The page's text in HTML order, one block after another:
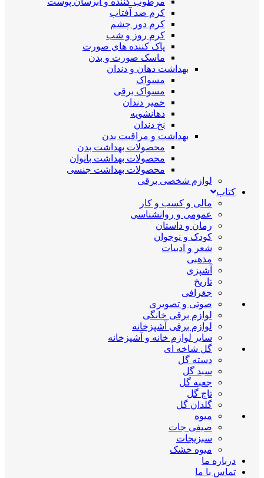
کرم ضد آفتاب
کرم دور چشم
کرم روز و شب
پاک کننده های صورت
ماسک صورت و بدن
بهداشت دهان و دندان
مسواک
مسواک برقی
خمیر دندان
دهانشویه
نخ دندان
بهداشت و مراقبت بدن
محصولات بهداشت بدن
محصولات بهداشت بانوان
محصولات بهداشت جنسی
لوازم شخصی برقی
کتاب
مالی و کسب و کار
عمومی و روانشناسی
رمان و داستان
کودک و نوجوان
شعر و ادبیات
مذهبی
آشپزی
تاریخ
جغرافی
صوتی و تصویری
لوازم برقی خانگی
لوازم برقی آشپزخانه
سایر لوازم خانه و آشپزخانه
گل شاخه ای
دسته گل
سبد گل
جعبه گل
تاج گل
گلدان گل
میوه
صیفی جات
سبزیجات
میوه خشک
درباره ما
تماس با ما